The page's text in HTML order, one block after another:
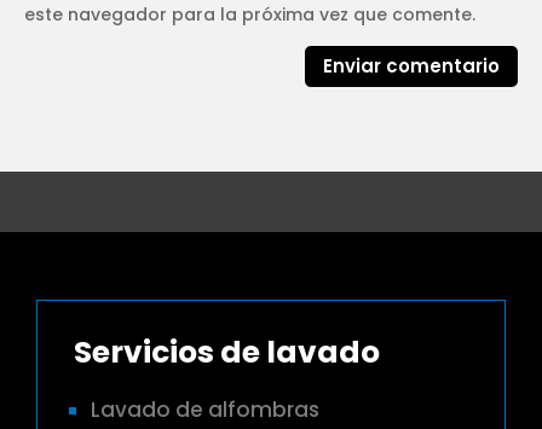
este navegador para la próxima vez que comente.
Enviar comentario
Servicios de lavado
Lavado de alfombras